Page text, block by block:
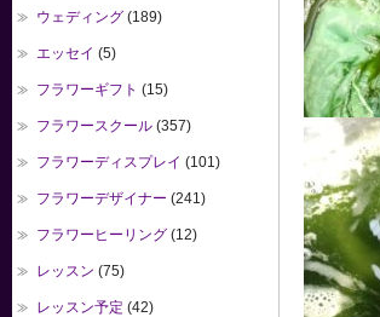
ウェディング (189)
エッセイ (5)
フラワーギフト (15)
フラワースクール (357)
フラワーディスプレイ (101)
フラワーデザイナー (241)
フラワーヒーリング (12)
レッスン (75)
レッスン予定 (42)